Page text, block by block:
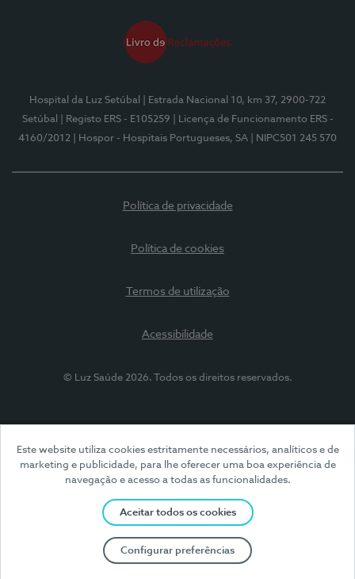
Este website utiliza cookies estritamente necessários, analíticos e de
marketing e publicidade, para lhe oferecer uma boa experiência de
navegação e acesso a todas as funcionalidades.
Aceitar todos os cookies
Configurar preferências
Hospital da Luz Setúbal
| Estrada Nacional 10, km 37, 2900-722
Setúbal
| Registo ERS - E105259
| Licença de Funcionamento ERS -
4160/2012
| Hospor - Hospitais Portugueses, SA | NIPC501 245 570
Política de privacidade
Política de cookies
Termos de utilização
Acessibilidade
© Luz Saúde 2026. Todos os direitos reservados.